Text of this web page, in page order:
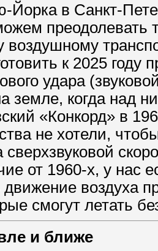
Йорка в Санкт-
преодолевать
воздушному
к 2025 году
удара
земле, когда над
«Конкорд» в
не хотели,
сверхзвуковой
от 1960-х, у нас
воздуха
смогут летать
и ближе